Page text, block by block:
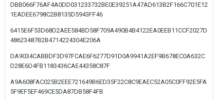
DBB066F76AF4A0DD031233732BE0E39251A47AD613B2F166C701E12
1EADEE6798C2B8135D5943FF46
6415E6F53D68D2AEE584BD58F709A490B4B4122EA0EEB11CCF2027D
48623487B2B4714224304E206A
DA9034CABBDF3D97FCAE6F6277D91D0A9941A2EF9B678EC0A632C
D28E6D4FB1183436CAE44358C87F
A9A608FAC025B2EEE721649B6ED35F22C8C9EAEC52A05C0FF92E5FA
5F9EF5EF469CE5DA87DB58F4FB